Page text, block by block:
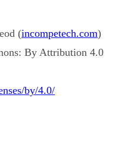
(incompetech.com)
By Attribution 4.0
by/4.0/